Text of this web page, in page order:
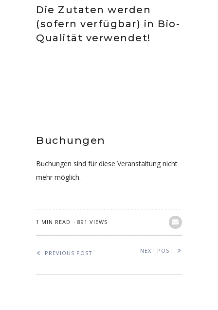
Die Zutaten werden
(sofern verfügbar) in Bio-
Qualität verwendet!
Buchungen
Buchungen sind für diese Veranstaltung nicht
mehr möglich.
1 MIN READ 891 VIEWS
PREVIOUS POST NEXT POST